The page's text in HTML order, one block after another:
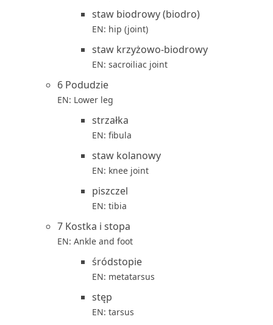
staw biodrowy (biodro)
EN: hip (joint)
staw krzyżowo-biodrowy
EN: sacroiliac joint
6 Podudzie
EN: Lower leg
strzałka
EN: fibula
staw kolanowy
EN: knee joint
piszczel
EN: tibia
7 Kostka i stopa
EN: Ankle and foot
śródstopie
EN: metatarsus
stęp
EN: tarsus